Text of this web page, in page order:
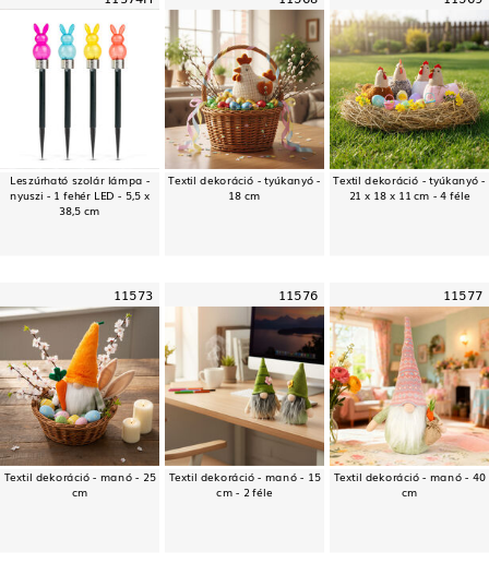
Leszúrható szolár lámpa -
nyuszi - 1 fehér LED - 5,5 x
38,5 cm
Textil dekoráció - tyúkanyó -
18 cm
Textil dekoráció - tyúkanyó -
21 x 18 x 11 cm - 4 féle
11573
Textil dekoráció - manó - 25
cm
11576
Textil dekoráció - manó - 15
cm - 2 féle
11577
Textil dekoráció - manó - 40
cm